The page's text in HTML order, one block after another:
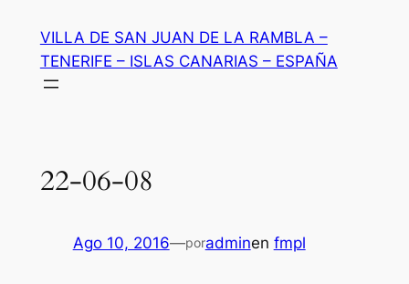
contenido
VILLA DE SAN JUAN DE LA RAMBLA –
TENERIFE – ISLAS CANARIAS – ESPAÑA
22-06-08
Ago 10, 2016—poradminen fmpl